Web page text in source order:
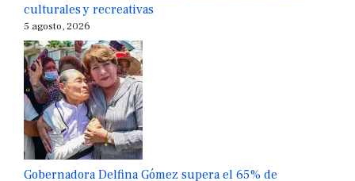
culturales y recreativas
5 agosto, 2026
Gobernadora Delfina Gómez supera el 65% de